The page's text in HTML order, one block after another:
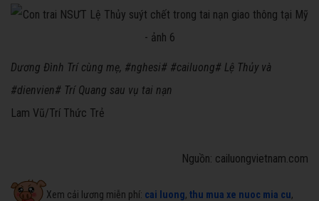
Dương Đình Trí cùng mẹ, #nghesi# #cailuong# Lệ Thủy và
#dienvien# Trí Quang sau vụ tai nạn
Lam Vũ/Trí Thức Trẻ
Nguồn: cailuongvietnam.com
Xem cải lương miễn phí: cai luong, thu mua xe nuoc mia cu,